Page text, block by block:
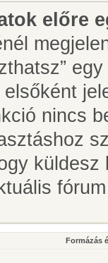
előre
nincs
Formázás